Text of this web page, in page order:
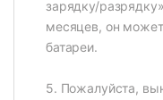
зарядку/
месяцев, он
батареи.
5. Пожалуйста,